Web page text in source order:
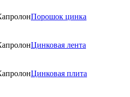
Порошок цинка
Цинковая лента
Цинковая плита